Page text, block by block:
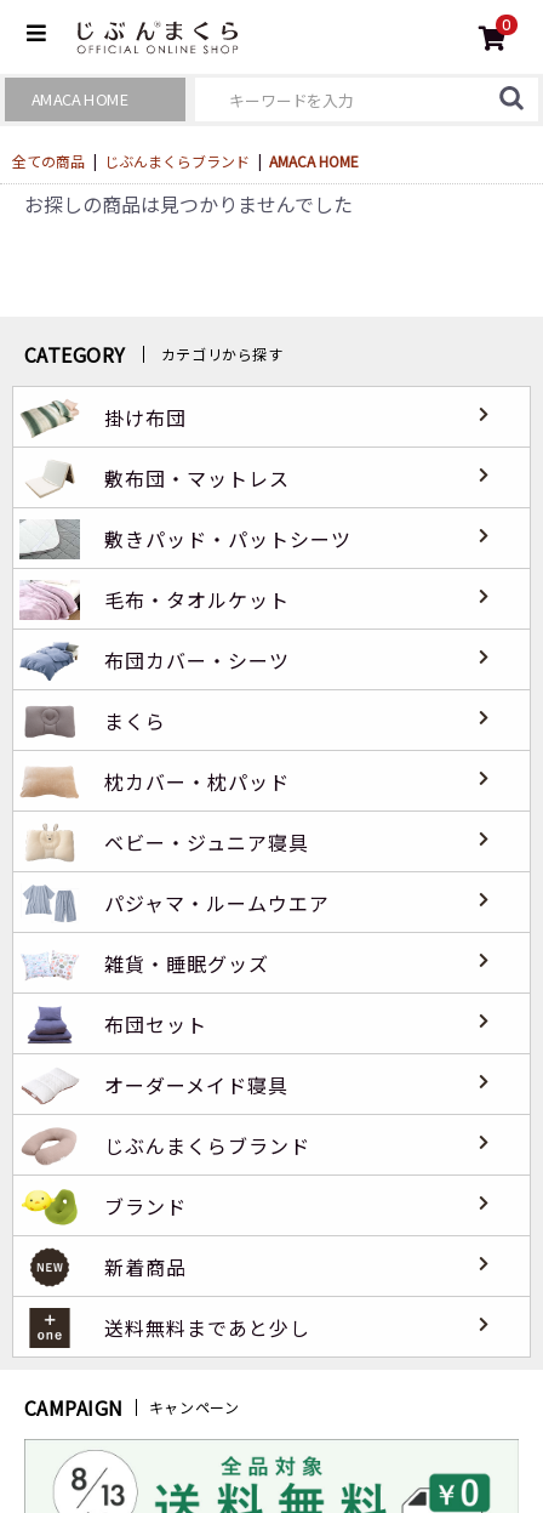
0
全ての商品 | じぶんまくらブランド | AMACA HOME
お探しの商品は見つかりませんでした
CATEGORY カテゴリから探す
掛け布団
敷布団・マットレス
敷きパッド・パットシーツ
毛布・タオルケット
布団カバー・シーツ
まくら
枕カバー・枕パッド
ベビー・ジュニア寝具
パジャマ・ルームウエア
雑貨・睡眠グッズ
布団セット
オーダーメイド寝具
じぶんまくらブランド
ブランド
新着商品
送料無料まであと少し
CAMPAIGN キャンペーン